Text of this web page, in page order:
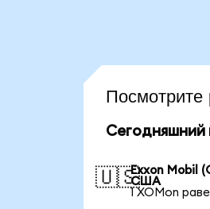
Сегодняшний
🇺🇸Exxon Mobil
США
1 XOMon